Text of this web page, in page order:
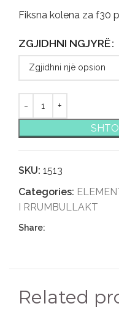
Fiksna kolena za f30
ZGJIDHNI NGJYRË
SKU: 1513
Categories:
I RRUMBULLAKT
Share:
Related